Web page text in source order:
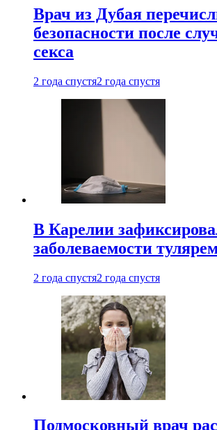
Врач из Дубая
безопасности после
секса
2 года спустя2 года спустя
В Карелии
заболеваемости
2 года спустя2 года спустя
Подмосковный врач